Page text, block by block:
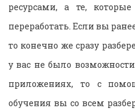
ресурсами, а те,
переработать. Если вы
то конечно же сразу
у вас не было
приложениях, то с
обучения вы со всем